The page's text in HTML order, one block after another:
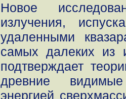
Новое
излучения,
удаленными
самых далеких из
подтверждает
древние
энергией